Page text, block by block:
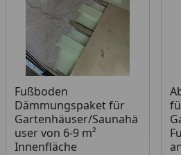
Fußboden
Dämmungspaket für
Gartenhäuser/Saunahä
user von 6-9 m²
Innenfläche
Produkt am Lager